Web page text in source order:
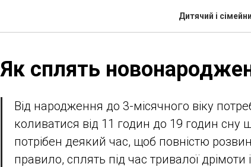
Дитячий і
Як сплять
Від народження до 3-місячного віку
коливатися від 11 годин до 19 годин
потрібен деякий час, щоб повністю
правило, сплять під час тривалої